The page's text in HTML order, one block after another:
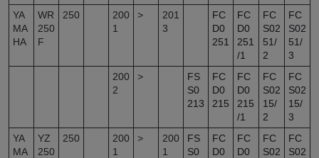
YA
MA
HA
WR
250
F
250
200
1
>
201
3
FC
D0
251
FC
D0
251
/1
FC
S02
51/
2
FC
S02
51/
3
200
2
>
FS
S0
213
FC
D0
215
FC
D0
215
/1
FC
S02
15/
2
FC
S02
15/
3
YA
MA
YZ
250
250
200
1
>
200
1
FS
S0
FC
D0
FC
D0
FC
S02
FC
S02